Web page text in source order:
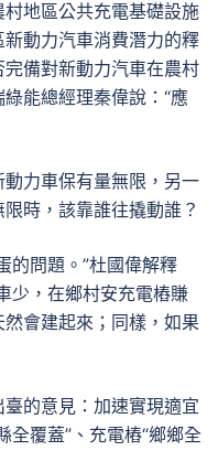
地區公共充電基礎設施
動力汽車消費潛力的釋
備對新動力汽車在農村
能總經理秦偉說：“應
力車保有量無限，另一
時，該靠誰往撬動誰？
的問題。”杜國偉解釋
少，在鄉村安充電樁賺
會建起來；同樣，如果
的意見：加速實現適宜
全覆蓋”、充電樁“鄉鄉全